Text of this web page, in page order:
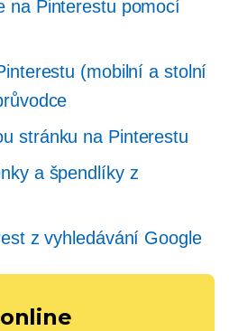
na Pinterestu pomocí
(mobilní a stolní
stránku na Pinterestu
a špendlíky z
z vyhledávání Google